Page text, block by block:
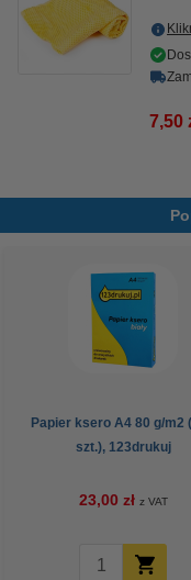
7,50
Papier ksero A4 80 g/m2
szt.), 123drukuj
23,00 zł z VAT